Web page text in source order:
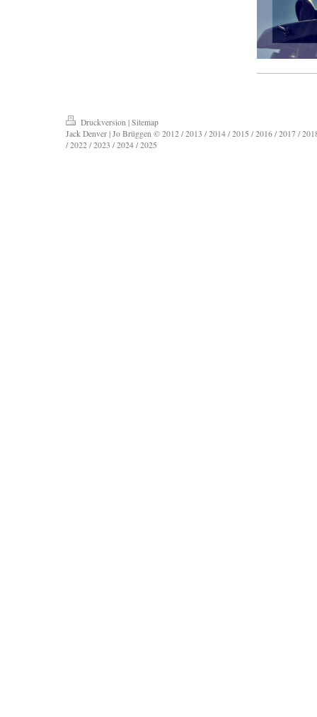
Druckversion | Sitemap
Jack Denver | Jo Brüggen © 2012 / 2013 / 2014 / 2015 / 2016 / 2017 /
/ 2022 / 2023 / 2024 / 2025